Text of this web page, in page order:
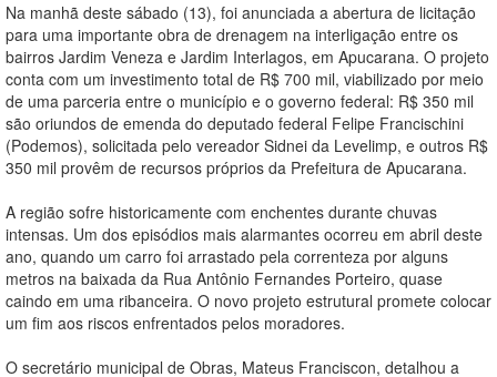
Na manhã deste sábado (13), foi anunciada a abertura de licitação
para uma importante obra de drenagem na interligação entre os
bairros Jardim Veneza e Jardim Interlagos, em Apucarana. O projeto
conta com um investimento total de R$ 700 mil, viabilizado por meio
de uma parceria entre o município e o governo federal: R$ 350 mil
são oriundos de emenda do deputado federal Felipe Francischini
(Podemos), solicitada pelo vereador Sidnei da Levelimp, e outros R$
350 mil provêm de recursos próprios da Prefeitura de Apucarana.
A região sofre historicamente com enchentes durante chuvas
intensas. Um dos episódios mais alarmantes ocorreu em abril deste
ano, quando um carro foi arrastado pela correnteza por alguns
metros na baixada da Rua Antônio Fernandes Porteiro, quase
caindo em uma ribanceira. O novo projeto estrutural promete colocar
um fim aos riscos enfrentados pelos moradores.
O secretário municipal de Obras, Mateus Franciscon, detalhou a